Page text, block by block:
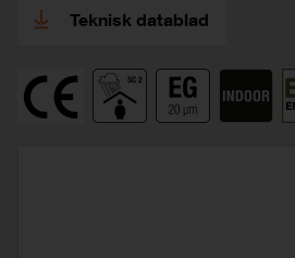
Teknisk datablad